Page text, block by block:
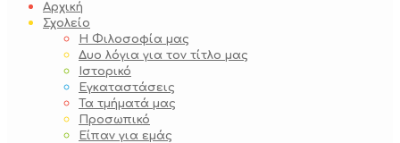
Αρχική
Σχολείο
Η Φιλοσοφία μας
Δυο λόγια για τον τίτλο μας
Ιστορικό
Εγκαταστάσεις
Τα τμήματά μας
Προσωπικό
Είπαν για εμάς